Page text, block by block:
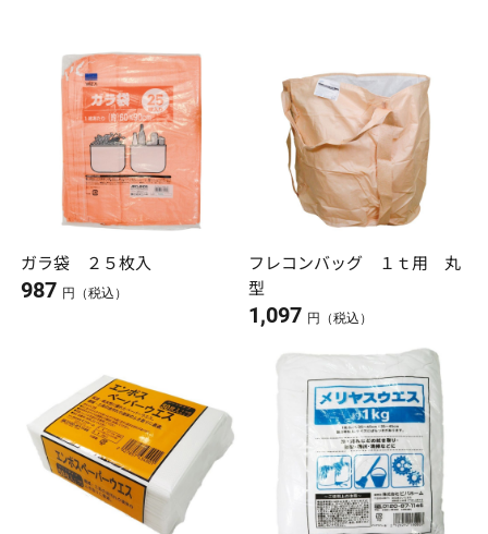
ガラ袋 ２５枚入
987 円（税込）
フレコンバッグ １ｔ用 丸
型
1,097 円（税込）